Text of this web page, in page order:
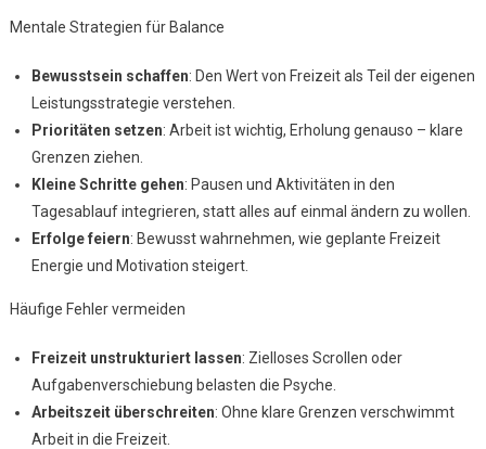
Mentale Strategien für Balance
Bewusstsein schaffen: Den Wert von Freizeit als Teil der eigenen
Leistungsstrategie verstehen.
Prioritäten setzen: Arbeit ist wichtig, Erholung genauso – klare
Grenzen ziehen.
Kleine Schritte gehen: Pausen und Aktivitäten in den
Tagesablauf integrieren, statt alles auf einmal ändern zu wollen.
Erfolge feiern: Bewusst wahrnehmen, wie geplante Freizeit
Energie und Motivation steigert.
Häufige Fehler vermeiden
Freizeit unstrukturiert lassen: Zielloses Scrollen oder
Aufgabenverschiebung belasten die Psyche.
Arbeitszeit überschreiten: Ohne klare Grenzen verschwimmt
Arbeit in die Freizeit.